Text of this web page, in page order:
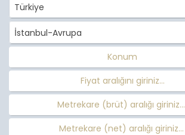
Türkiye
İstanbul-Avrupa
Konum
Fiyat aralığını giriniz...
Metrekare (brüt) aralığı giriniz...
Metrekare (net) aralığı giriniz...